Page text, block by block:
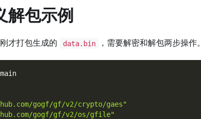
解包示例
才打包生成的 data.bin ，需要解密和解包两步操作。
main
gogf/gf/v2/crypto/gaes"
gogf/gf/v2/os/gfile"